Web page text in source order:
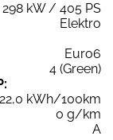
298 kW / 405 PS
Elektro
Euro6
4 (Green)
22,0 kWh/100km
0 g/km
A